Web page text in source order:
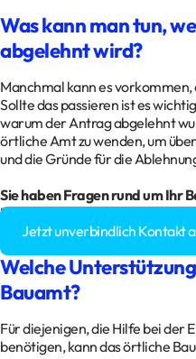
Was kann man tun,
abgelehnt wird?
Manchmal kann es
Sollte das passieren ist es
warum der Antrag abgelehnt
örtliche Amt zu wenden, um
und die Gründe für die
Sie haben Fragen rund um Ihr
Baugenehmigung?
Jetzt unverbindlich Kontakt
Welche
Bauamt?
Für diejenigen, die Hilfe bei der
benötigen, kann das örtliche